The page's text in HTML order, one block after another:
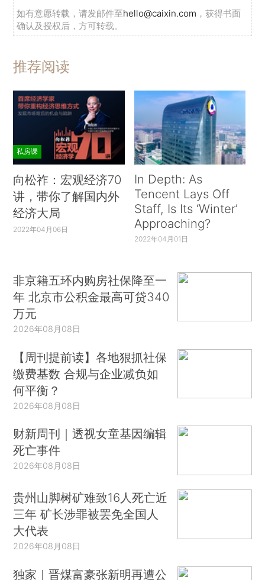
如有意愿转载，请发邮件至hello@caixin.com ，获得书面
确认及授权后，方可转载。
推荐阅读
私房课
向松祚：宏观经济70
讲，带你了解国内外
经济大局
2022年04月06日
In Depth: As
Tencent Lays Off
Staff, Is Its ‘Winter’
Approaching?
2022年04月01日
非京籍五环内购房社保降至一
年 北京市公积金最高可贷340
万元
2026年08月08日
【周刊提前读】各地狠抓社保
缴费基数 合规与企业减负如
何平衡？
2026年08月08日
财新周刊｜透视女童基因编辑
死亡事件
2026年08月08日
贵州山脚树矿难致16人死亡近
三年 矿长涉罪被罢免全国人
大代表
2026年08月08日
独家｜晋煤富豪张新明再遭公